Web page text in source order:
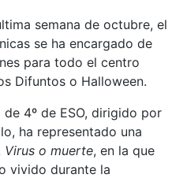
semana de octubre, el
se ha encargado de
para todo el centro
Difuntos o Halloween.
4º de ESO, dirigido por
ha representado una
Virus o muerte, en la que
vivido durante la